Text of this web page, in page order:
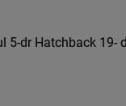
5-dr Hatchback 19-